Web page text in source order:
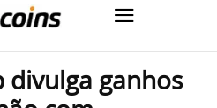
divulga ganhos